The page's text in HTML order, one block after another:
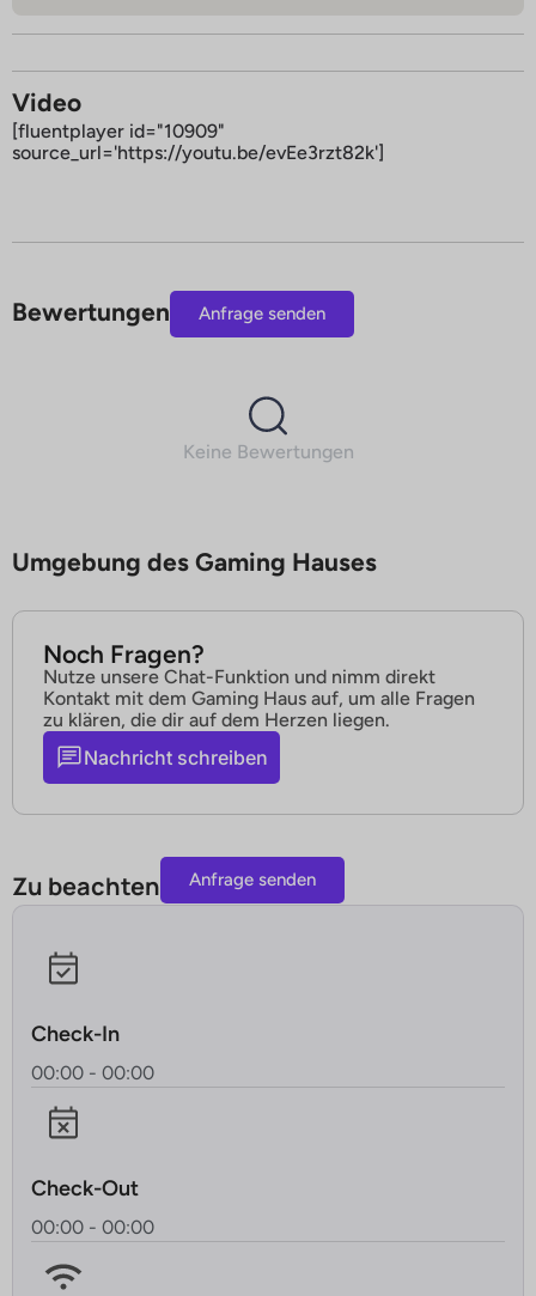
Video
[fluentplayer id="10909"
source_url='https://youtu.be/evEe3rzt82k']
Bewertungen Anfrage senden
Keine Bewertungen
Umgebung des Gaming Hauses
Noch Fragen?
Nutze unsere Chat-Funktion und nimm direkt
Kontakt mit dem Gaming Haus auf, um alle Fragen
zu klären, die dir auf dem Herzen liegen.
Nachricht schreiben
Zu beachten Anfrage senden
Check-In
00:00 - 00:00
Check-Out
00:00 - 00:00